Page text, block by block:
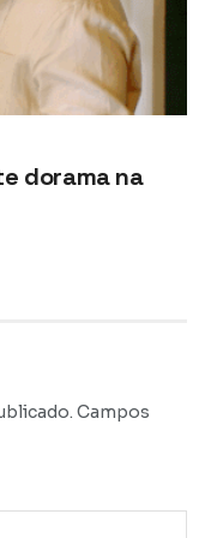
dorama na
Campos